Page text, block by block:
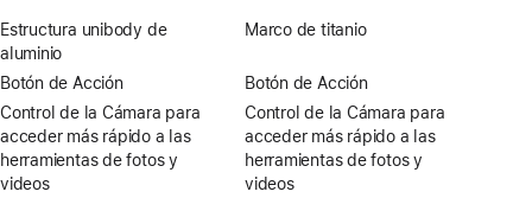
Estructura unibody de
aluminio
Botón de Acción
Control de la Cámara para
acceder más rápido a las
herramientas de fotos y
videos
Marco de titanio
Botón de Acción
Control de la Cámara para
acceder más rápido a las
herramientas de fotos y
videos